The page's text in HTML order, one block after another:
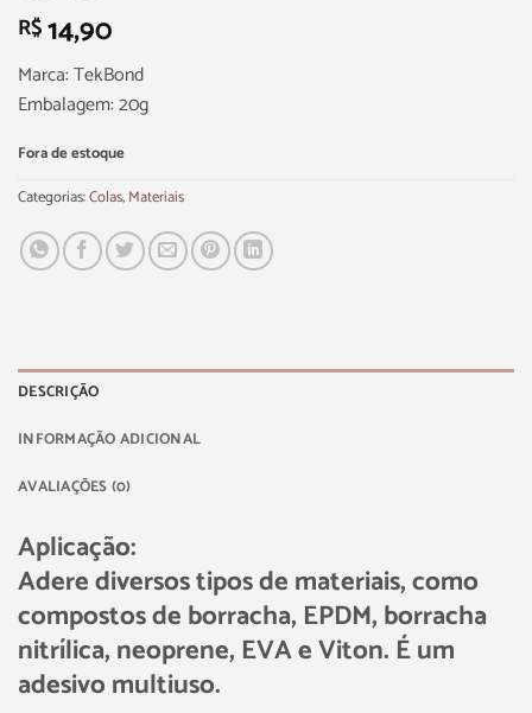
R$14,90
Marca: TekBond
Embalagem: 20g
Fora de estoque
Categorias:Colas,Materiais
DESCRIÇÃO
INFORMAÇÃO ADICIONAL
AVALIAÇÕES (0)
Aplicação:
Adere diversos tipos de materiais, como
compostos de borracha, EPDM, borracha
nitrílica, neoprene, EVA e Viton. É um
adesivo multiuso.